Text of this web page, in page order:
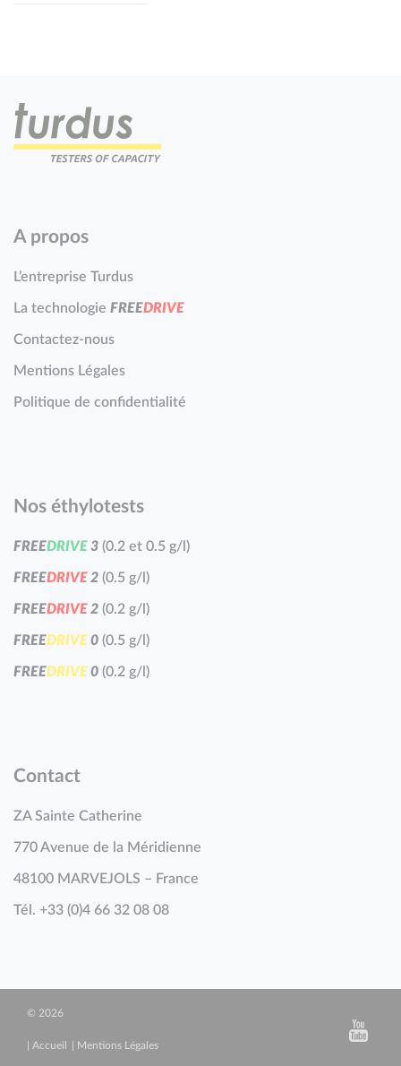
A propos
L’entreprise Turdus
La technologie FREEDRIVE
Contactez-nous
Mentions Légales
Politique de confidentialité
Nos éthylotests
FREEDRIVE3 (0.2 et 0.5 g/l)
FREEDRIVE2 (0.5 g/l)
FREEDRIVE2 (0.2 g/l)
FREEDRIVE0 (0.5 g/l)
FREEDRIVE0 (0.2 g/l)
Contact
ZA Sainte Catherine
770 Avenue de la Méridienne
48100 MARVEJOLS – France
Tél. +33 (0)4 66 32 08 08
© 2026
Accueil Mentions Légales